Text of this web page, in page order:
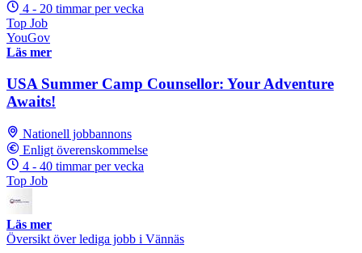
4 - 20 timmar per vecka
Top Job
YouGov
Läs mer
USA Summer Camp Counsellor: Your Adventure
Awaits!
Nationell jobbannons
Enligt överenskommelse
4 - 40 timmar per vecka
Top Job
Läs mer
Översikt över lediga jobb i Vännäs